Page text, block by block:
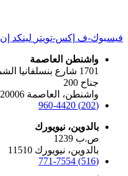
فيسبوك-ف إكس-تويتر لينكد إن
واشنطن العاصمة
1701 شارع بنسلفانيا الشمالي الغربي
جناح 200
واشنطن، العاصمة 20006
(202) 960-4420
بالدوين، نيويورك
ص.ب 1239
بالدوين، نيويورك 11510
(516) 771-7554